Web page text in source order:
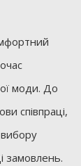
моди. До
співпраці,
вибору
замовлень.